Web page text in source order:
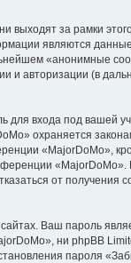
за рамки этого
являются
«анонимные
и авторизации (в
для входа под вашей
охраняется
«MajorDoMo»,
от получения
Ваш пароль
ни phpBB
пароля